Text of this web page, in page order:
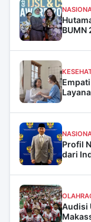
BUMN
Profil
dari
Audisi